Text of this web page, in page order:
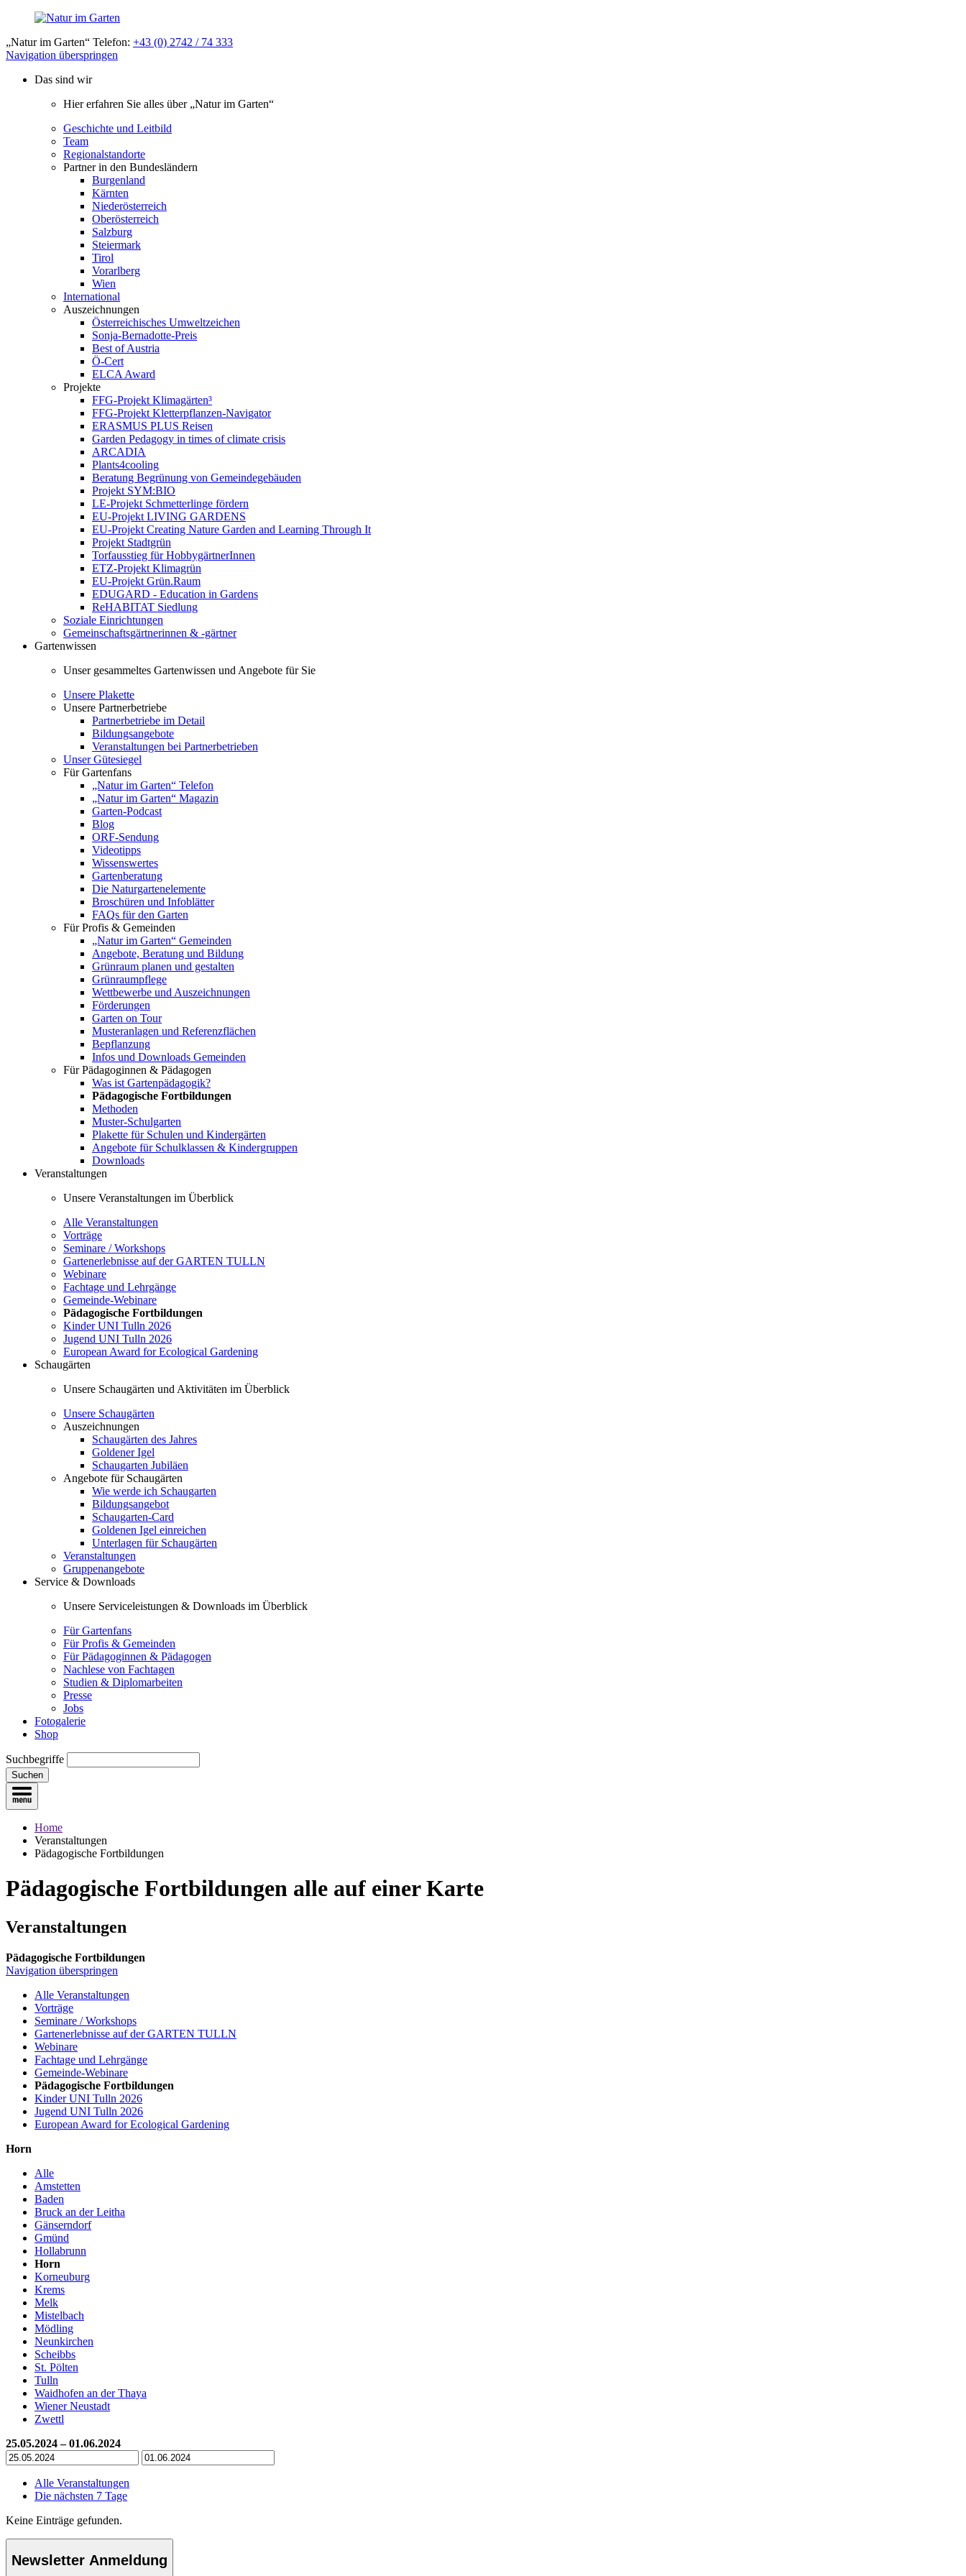
„Natur im Garten“ Telefon: +43 (0) 2742 / 74 333
Navigation überspringen
Das sind wir
Hier erfahren Sie alles über „Natur im Garten“
Geschichte und Leitbild
Team
Regionalstandorte
Partner in den Bundesländern
Burgenland
Kärnten
Niederösterreich
Oberösterreich
Salzburg
Steiermark
Tirol
Vorarlberg
Wien
International
Auszeichnungen
Österreichisches Umweltzeichen
Sonja-Bernadotte-Preis
Best of Austria
Ö-Cert
ELCA Award
Projekte
FFG-Projekt Klimagärten³
FFG-Projekt Kletterpflanzen-Navigator
ERASMUS PLUS Reisen
Garden Pedagogy in times of climate crisis
ARCADIA
Plants4cooling
Beratung Begrünung von Gemeindegebäuden
Projekt SYM:BIO
LE-Projekt Schmetterlinge fördern
EU-Projekt LIVING GARDENS
EU-Projekt Creating Nature Garden and Learning Through It
Projekt Stadtgrün
Torfausstieg für HobbygärtnerInnen
ETZ-Projekt Klimagrün
EU-Projekt Grün.Raum
EDUGARD - Education in Gardens
ReHABITAT Siedlung
Soziale Einrichtungen
Gemeinschaftsgärtnerinnen & -gärtner
Gartenwissen
Unser gesammeltes Gartenwissen und Angebote für Sie
Unsere Plakette
Unsere Partnerbetriebe
Partnerbetriebe im Detail
Bildungsangebote
Veranstaltungen bei Partnerbetrieben
Unser Gütesiegel
Für Gartenfans
„Natur im Garten“ Telefon
„Natur im Garten“ Magazin
Garten-Podcast
Blog
ORF-Sendung
Videotipps
Wissenswertes
Gartenberatung
Die Naturgartenelemente
Broschüren und Infoblätter
FAQs für den Garten
Für Profis & Gemeinden
„Natur im Garten“ Gemeinden
Angebote, Beratung und Bildung
Grünraum planen und gestalten
Grünraumpflege
Wettbewerbe und Auszeichnungen
Förderungen
Garten on Tour
Musteranlagen und Referenzflächen
Bepflanzung
Infos und Downloads Gemeinden
Für Pädagoginnen & Pädagogen
Was ist Gartenpädagogik?
Pädagogische Fortbildungen
Methoden
Muster-Schulgarten
Plakette für Schulen und Kindergärten
Angebote für Schulklassen & Kindergruppen
Downloads
Veranstaltungen
Unsere Veranstaltungen im Überblick
Alle Veranstaltungen
Vorträge
Seminare / Workshops
Gartenerlebnisse auf der GARTEN TULLN
Webinare
Fachtage und Lehrgänge
Gemeinde-Webinare
Pädagogische Fortbildungen
Kinder UNI Tulln 2026
Jugend UNI Tulln 2026
European Award for Ecological Gardening
Schaugärten
Unsere Schaugärten und Aktivitäten im Überblick
Unsere Schaugärten
Auszeichnungen
Schaugärten des Jahres
Goldener Igel
Schaugarten Jubiläen
Angebote für Schaugärten
Wie werde ich Schaugarten
Bildungsangebot
Schaugarten-Card
Goldenen Igel einreichen
Unterlagen für Schaugärten
Veranstaltungen
Gruppenangebote
Service & Downloads
Unsere Serviceleistungen & Downloads im Überblick
Für Gartenfans
Für Profis & Gemeinden
Für Pädagoginnen & Pädagogen
Nachlese von Fachtagen
Studien & Diplomarbeiten
Presse
Jobs
Fotogalerie
Shop
Suchbegriffe
Suchen
Home
Veranstaltungen
Pädagogische Fortbildungen
Pädagogische Fortbildungen alle auf einer Karte
Veranstaltungen
Pädagogische Fortbildungen
Navigation überspringen
Alle Veranstaltungen
Vorträge
Seminare / Workshops
Gartenerlebnisse auf der GARTEN TULLN
Webinare
Fachtage und Lehrgänge
Gemeinde-Webinare
Pädagogische Fortbildungen
Kinder UNI Tulln 2026
Jugend UNI Tulln 2026
European Award for Ecological Gardening
Horn
Alle
Amstetten
Baden
Bruck an der Leitha
Gänserndorf
Gmünd
Hollabrunn
Horn
Korneuburg
Krems
Melk
Mistelbach
Mödling
Neunkirchen
Scheibbs
St. Pölten
Tulln
Waidhofen an der Thaya
Wiener Neustadt
Zwettl
25.05.2024 – 01.06.2024
Alle Veranstaltungen
Die nächsten 7 Tage
Keine Einträge gefunden.
Newsletter Anmeldung